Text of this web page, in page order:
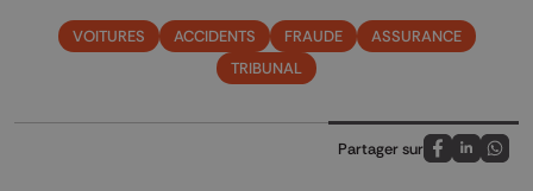
VOITURES ACCIDENTS FRAUDE
ASSURANCE
TRIBUNAL
Partager sur
Partagez sur
Partagez